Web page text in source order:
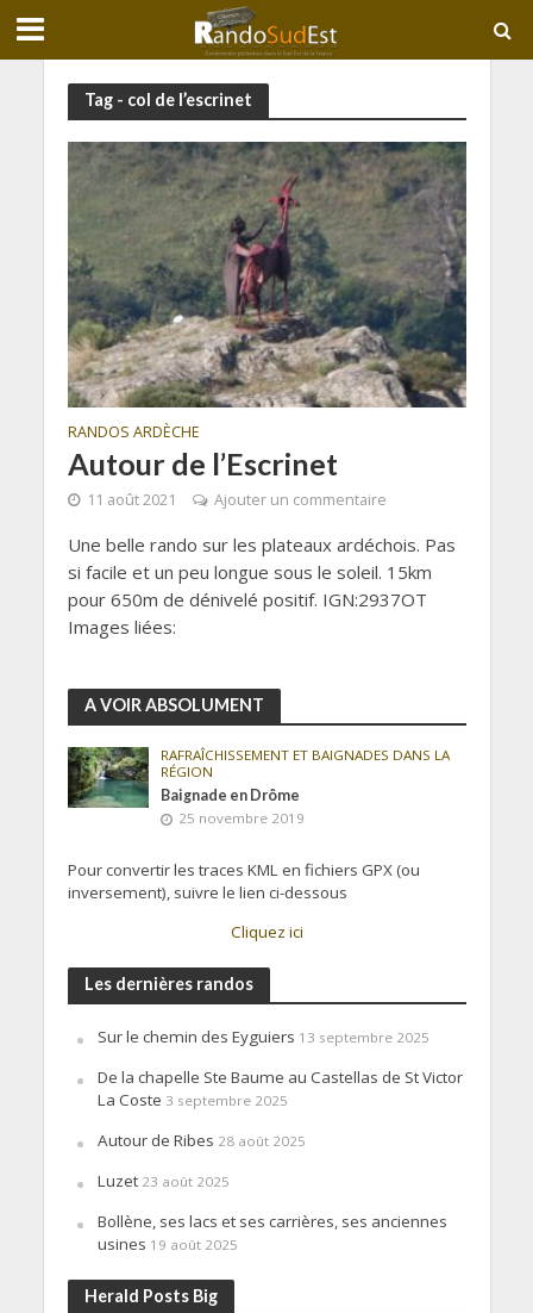
Tag - col de l’escrinet
RANDOS ARDÈCHE
Autour de l’Escrinet
11 août 2021 Ajouter un commentaire
Une belle rando sur les plateaux ardéchois. Pas
si facile et un peu longue sous le soleil. 15km
pour 650m de dénivelé positif. IGN:2937OT
Images liées:
A VOIR ABSOLUMENT
RAFRAÎCHISSEMENT ET BAIGNADES DANS LA
RÉGION
Baignade en Drôme
25 novembre 2019
Pour convertir les traces KML en fichiers GPX (ou
inversement), suivre le lien ci-dessous
Cliquez ici
Les dernières randos
Sur le chemin des Eyguiers 13 septembre 2025
De la chapelle Ste Baume au Castellas de St Victor
La Coste 3 septembre 2025
Autour de Ribes 28 août 2025
Luzet 23 août 2025
Bollène, ses lacs et ses carrières, ses anciennes
usines 19 août 2025
Herald Posts Big